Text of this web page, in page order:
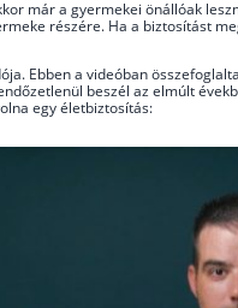
már a gyermekei önállóak
részére. Ha a biztosítást
Ebben a videóban
beszél az elmúlt
egy életbiztosítás: